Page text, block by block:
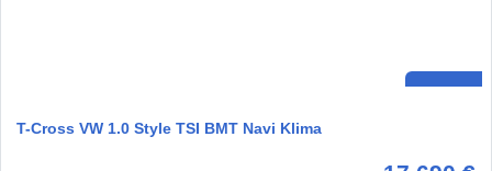
T-Cross VW 1.0 Style TSI BMT Navi Klima